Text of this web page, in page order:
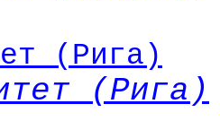
(Рига)
(Рига)